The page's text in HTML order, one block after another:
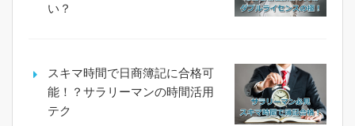
い？
スキマ時間で日商簿記に合格可
能！？サラリーマンの時間活用
テク